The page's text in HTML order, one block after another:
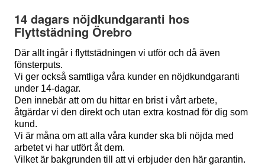
14 dagars nöjdkundgaranti hos
Flyttstädning Örebro
Där allt ingår i flyttstädningen vi utför och då även
fönsterputs.
Vi ger också samtliga våra kunder en nöjdkundgaranti
under 14-dagar.
Den innebär att om du hittar en brist i vårt arbete,
åtgärdar vi den direkt och utan extra kostnad för dig som
kund.
Vi är måna om att alla våra kunder ska bli nöjda med
arbetet vi har utfört åt dem.
Vilket är bakgrunden till att vi erbjuder den här garantin.